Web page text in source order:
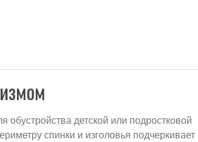
обустройства детской или подростковой
спинки и изголовья подчеркивает